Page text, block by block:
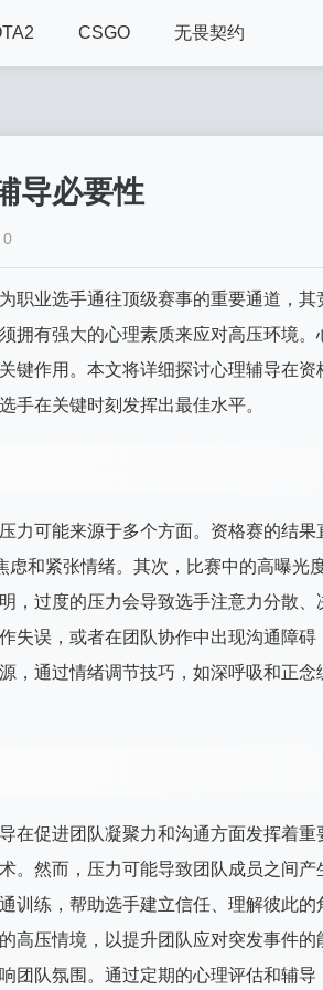
CSGO 无畏契约
导必要性
0
职业选手通往顶级赛事的重要通道，其
拥有强大的心理素质来应对高压环境。
键作用。本文将详细探讨心理辅导在资
手在关键时刻发挥出最佳水平。
力可能来源于多个方面。资格赛的结果
和紧张情绪。其次，比赛中的高曝光
，过度的压力会导致选手注意力分散、
失误，或者在团队协作中出现沟通障碍
，通过情绪调节技巧，如深呼吸和正念
在促进团队凝聚力和沟通方面发挥着重
然而，压力可能导致团队成员之间产
训练，帮助选手建立信任、理解彼此的
高压情境，以提升团队应对突发事件的
团队氛围。通过定期的心理评估和辅导